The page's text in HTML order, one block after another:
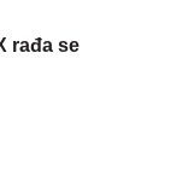
rađa se